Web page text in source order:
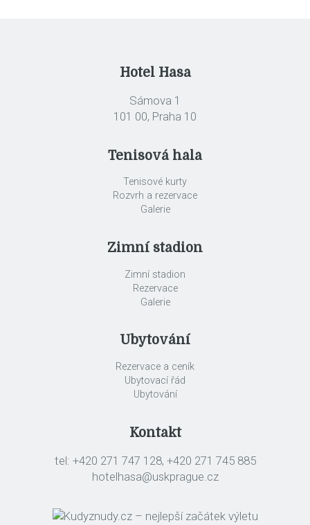
Hotel Hasa
Sámova 1
101 00, Praha 10
Tenisová hala
Tenisové kurty
Rozvrh a rezervace
Galerie
Zimní stadion
Zimní stadion
Rezervace
Galerie
Ubytování
Rezervace a ceník
Ubytovací řád
Ubytování
Kontakt
tel: +420 271 747 128, +420 271 745 885
hotelhasa@uskprague.cz